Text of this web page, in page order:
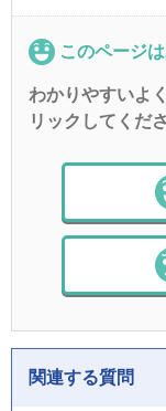
このページ
わかりやすいよ
リックしてくだ
関連する質問